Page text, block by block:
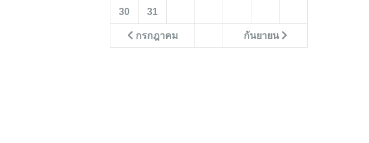
กรกฎาคม กันยายน
30 31